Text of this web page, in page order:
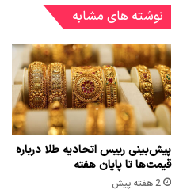
نوشته های مشابه
پیش‌بینی رییس اتحادیه طلا درباره
قیمت‌ها تا پایان هفته
2 هفته پیش